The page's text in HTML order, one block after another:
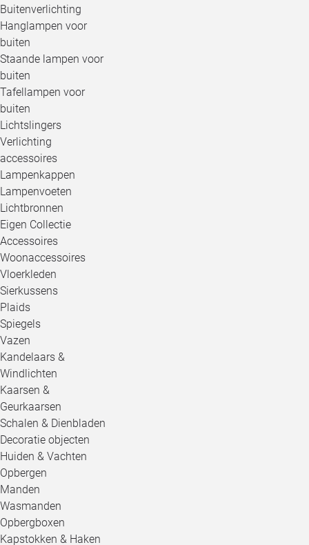
Buitenverlichting
Hanglampen voor
buiten
Staande lampen voor
buiten
Tafellampen voor
buiten
Lichtslingers
Verlichting
accessoires
Lampenkappen
Lampenvoeten
Lichtbronnen
Eigen Collectie
Accessoires
Woonaccessoires
Vloerkleden
Sierkussens
Plaids
Spiegels
Vazen
Kandelaars &
Windlichten
Kaarsen &
Geurkaarsen
Schalen & Dienbladen
Decoratie objecten
Huiden & Vachten
Opbergen
Manden
Wasmanden
Opbergboxen
Kapstokken & Haken